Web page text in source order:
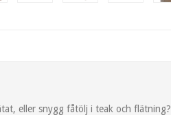
eller snygg fåtölj i teak och flätning?